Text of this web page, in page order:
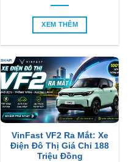
XEM THÊM
VinFast VF2 Ra Mắt: Xe
Điện Đô Thị Giá Chỉ 188
Triệu Đồng